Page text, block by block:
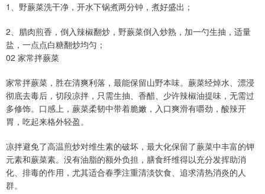
1、野蕨菜洗干净，开水下锅煮两分钟，煮好盛出；
2、腊肉煎香，倒入辣椒翻炒，野蕨菜倒入炒熟，加一勺生抽，适量
盐，一点点白糖翻炒均匀；
02 家常拌蕨菜
家常拌蕨菜，胜在清爽利落，最能保留山野本味。蕨菜经焯水、漂浸
彻底去毒后，切段凉拌，只需生抽、香醋、少许辣椒油提味，无需过
多修饰。口感上，蕨菜柔韧中带着脆嫩，入口爽滑有嚼劲，酸辣开
胃，吃起来格外轻盈。
凉拌避免了高温煎炒对维生素的破坏，最大化保留了蕨菜中丰富的钾
元素和蕨菜素。没有油脂的额外负担，膳食纤维得以充分发挥助消
化、排毒的作用，尤其适合春季注重清淡饮食、追求清热消炎的人
群。